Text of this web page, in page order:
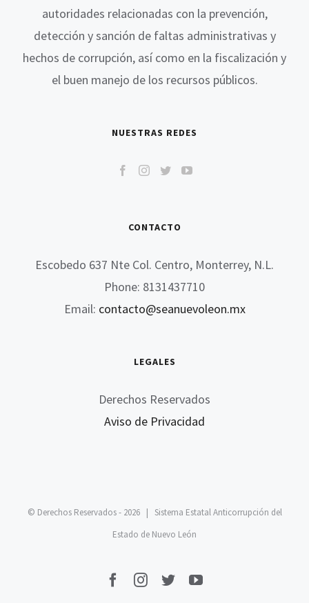
autoridades relacionadas con la prevención,
detección y sanción de faltas administrativas y
hechos de corrupción, así como en la fiscalización y
el buen manejo de los recursos públicos.
NUESTRAS REDES
CONTACTO
Escobedo 637 Nte Col. Centro, Monterrey, N.L.
Phone: 8131437710
Email: contacto@seanuevoleon.mx
LEGALES
Derechos Reservados
Aviso de Privacidad
© Derechos Reservados - 2026 | Sistema Estatal Anticorrupción del
Estado de Nuevo León
facebook
instagram
twitteryoutube